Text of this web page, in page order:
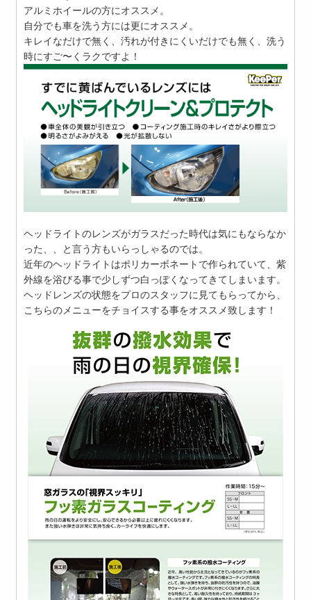
アルミホイールの方にオススメ。
自分でも車を洗う方には更にオススメ。
キレイなだけで無く、汚れが付きにくいだけでも無く、洗う
時にすご〜くラクですよ！
ヘッドライトのレンズがガラスだった時代は気にもならなか
った、、と言う方もいらっしゃるのでは。
近年のヘッドライトはポリカーボネートで作られていて、紫
外線を浴びる事で少しずつ白っぽくなってきてしまいます。
ヘッドレンズの状態をプロのスタッフに見てもらってから、
こちらのメニューをチョイスする事をオススメ致します！